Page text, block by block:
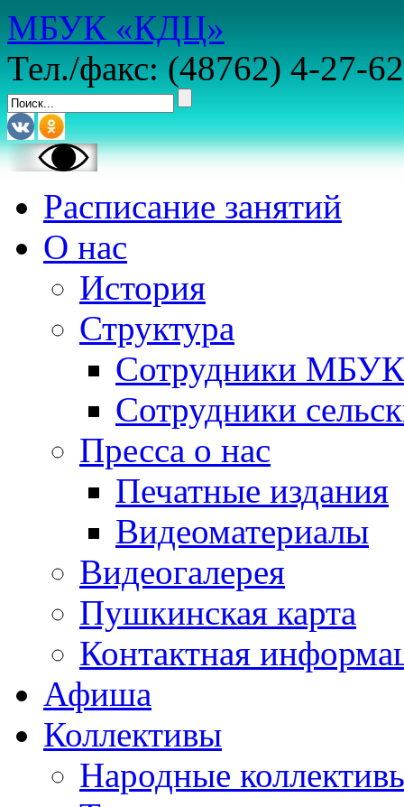
МБУК «КДЦ»
Тел./факс: (48762) 4-27-62
Расписание занятий
О нас
История
Структура
Сотрудники
Сотрудники
Пресса о нас
Печатные издания
Видеоматериалы
Видеогалерея
Пушкинская карта
Контактная
Афиша
Коллективы
Народные